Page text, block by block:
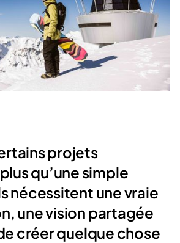
projets
qu’une simple
nécessitent une vraie
une vision partagée
créer quelque chose